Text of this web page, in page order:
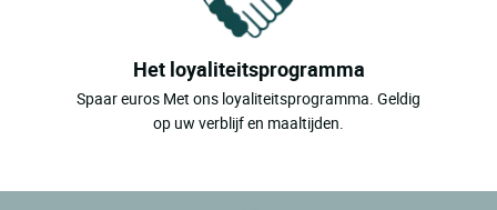
Het loyaliteitsprogramma
Spaar euros Met ons loyaliteitsprogramma. Geldig
op uw verblijf en maaltijden.